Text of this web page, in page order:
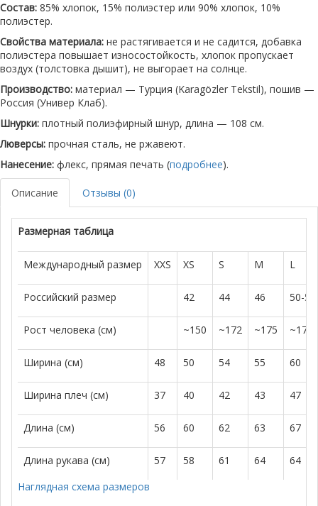
Состав: 85% хлопок, 15% полиэстер или 90% хлопок, 10%
полиэстер.
Свойства материала: не растягивается и не садится, добавка
полиэстера повышает износостойкость, хлопок пропускает
воздух (толстовка дышит), не выгорает на солнце.
Производство: материал — Турция (Karagözler Tekstil), пошив —
Россия (Универ Клаб).
Шнурки: плотный полиэфирный шнур, длина — 108 см.
Люверсы: прочная сталь, не ржавеют.
Нанесение: флекс, прямая печать (подробнее).
Описание Отзывы (0)
Размерная таблица
Международный размер XXS XS S M L
Российский размер 42 44 46 50-52
Рост человека (см) ~150 ~172 ~175 ~179
Ширина (см) 48 50 54 55 60
Ширина плеч (см) 37 40 42 43 47
Длина (см) 56 60 62 63 67
Длина рукава (см) 57 58 61 64
64
Наглядная схема размеров